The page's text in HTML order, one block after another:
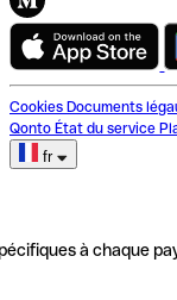
Cookies Documents
Qonto État du service
fr
à chaque